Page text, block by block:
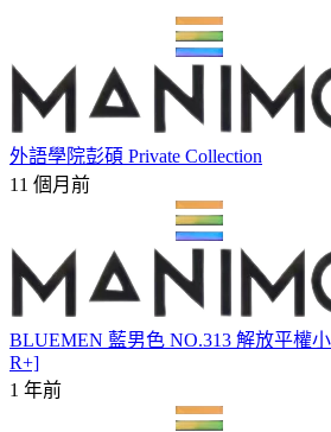
外語學院彭碩 Private Collection
11 個月前
BLUEMEN 藍男色 NO.313 解放平權
R+]
1 年前